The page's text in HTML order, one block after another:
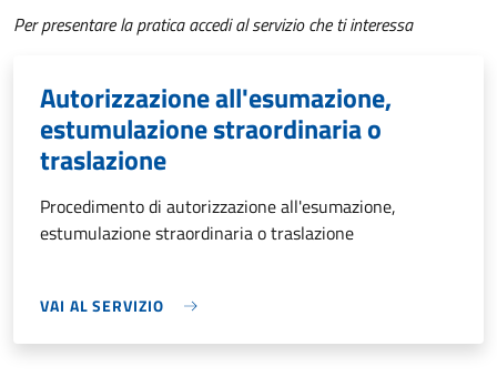
Per presentare la pratica accedi al servizio che ti interessa
Autorizzazione all'esumazione,
estumulazione straordinaria o
traslazione
Procedimento di autorizzazione all'esumazione,
estumulazione straordinaria o traslazione
VAI AL SERVIZIO